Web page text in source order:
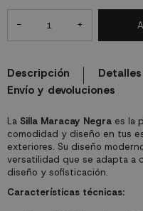
LaSilla Maracay Negra es la
comodidad y diseño en tus
exteriores. Su diseño
versatilidad que se adapta a
diseño y sofisticación.
Características técnicas:
- +
Descripción
Envío y devoluciones